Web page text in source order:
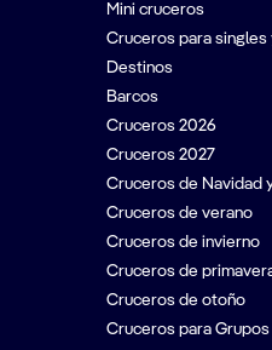
Mini cruceros
Cruceros para
Destinos
Barcos
Cruceros 2026
Cruceros 2027
Cruceros de Navidad
Cruceros de verano
Cruceros de invierno
Cruceros de
Cruceros de otoño
Cruceros para Grupos